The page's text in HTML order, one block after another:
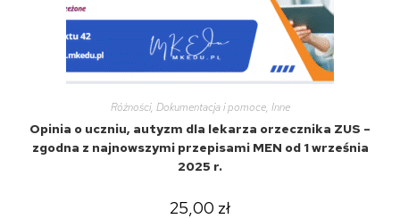
Różności, Dokumentacja i pomoce, Inne
Opinia o uczniu, autyzm dla lekarza orzecznika ZUS –
zgodna z najnowszymi przepisami MEN od 1 września
2025 r.
25,00 zł